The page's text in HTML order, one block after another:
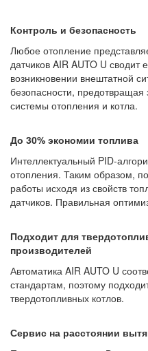
Контроль и безопасность
Любое отопление
датчиков AIR AUTO U
возникновении внештатной
безопасности,
системы отопления и котла.
До 30% экономии топлива
Интеллектуальный PID-
отопления. Таким образом,
работы исходя из свойств
датчиков. Правильная
Подходит для
производителей
Автоматика AIR AUTO U
стандартам, поэтому
твердотопливных котлов.
Сервис на расстоянии